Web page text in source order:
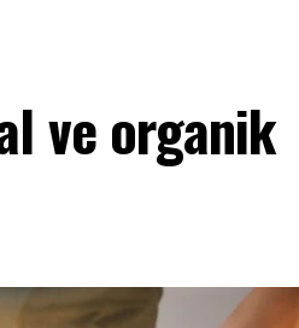
ve organik